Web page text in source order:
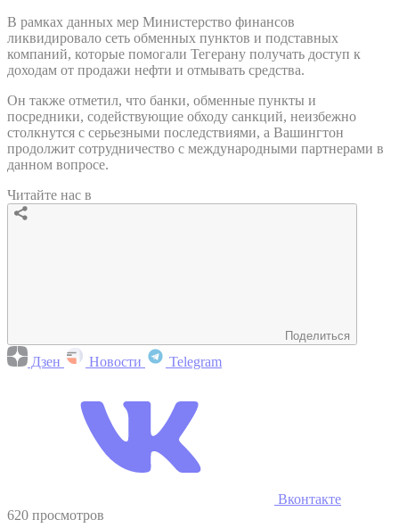
В рамках данных мер Министерство финансов
ликвидировало сеть обменных пунктов и подставных
компаний, которые помогали Тегерану получать доступ к
доходам от продажи нефти и отмывать средства.
Он также отметил, что банки, обменные пункты и
посредники, содействующие обходу санкций, неизбежно
столкнутся с серьезными последствиями, а Вашингтон
продолжит сотрудничество с международными партнерами в
данном вопросе.
Читайте нас в
Поделиться
Дзен Новости Telegram
Вконтакте
620 просмотров